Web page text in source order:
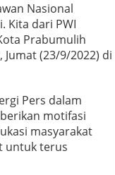
Nasional
Kita dari PWI
Prabumulih
Jumat (23/9/2022) di
Pers dalam
motifasi
masyarakat
untuk terus